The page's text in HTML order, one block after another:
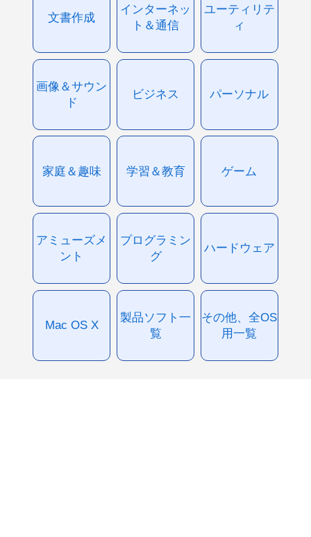
文書作成
インターネッ
ト＆通信
ユーティリテ
ィ
画像＆サウン
ド
ビジネス パーソナル
家庭＆趣味 学習＆教育 ゲーム
アミューズメ
ント
プログラミン
グ
ハードウェア
Mac OS X
製品ソフト一
覧
その他、全OS
用一覧